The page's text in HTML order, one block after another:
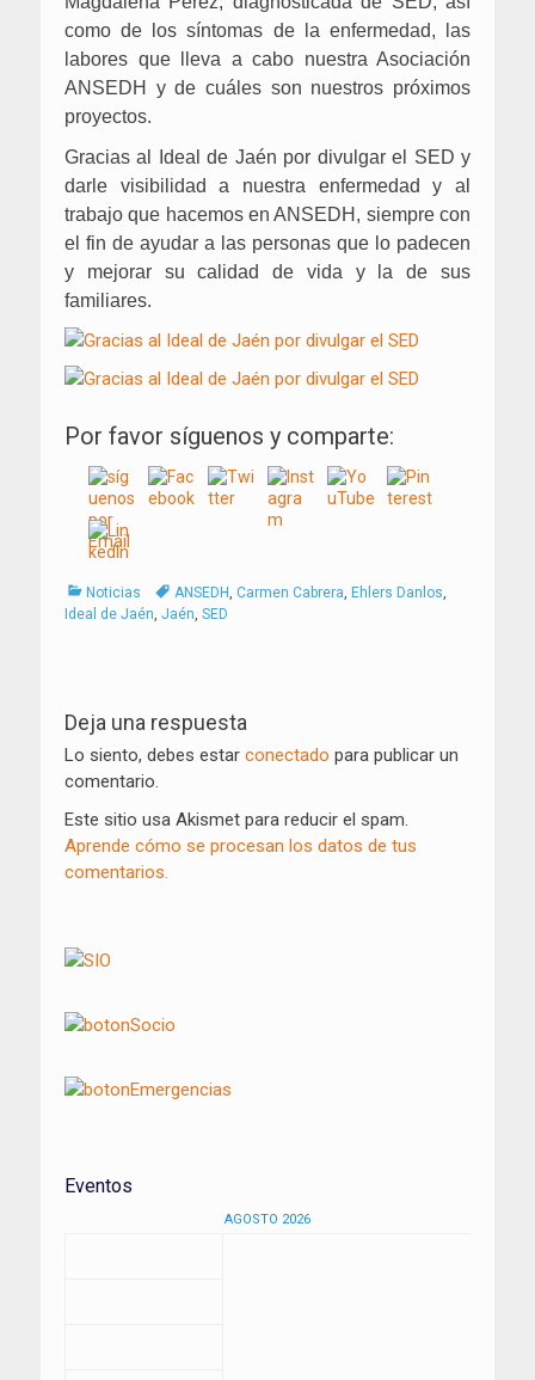
como de los síntomas de la enfermedad, las
labores que lleva a cabo nuestra Asociación
ANSEDH y de cuáles son nuestros próximos
proyectos.
Gracias al Ideal de Jaén por divulgar el SED y
darle visibilidad a nuestra enfermedad y al
trabajo que hacemos en ANSEDH, siempre con
el fin de ayudar a las personas que lo padecen
y mejorar su calidad de vida y la de sus
familiares.
Por favor síguenos y comparte:
Categorías
Noticias TagsANSEDH, Carmen Cabrera, Ehlers Danlos,
Ideal de Jaén, Jaén, SED
de
entradas
Deja una respuesta
Lo siento, debes estar conectado para publicar un
comentario.
Este sitio usa Akismet para reducir el spam.
Aprende cómo se procesan los datos de tus
comentarios.
Eventos
AGOSTO 2026